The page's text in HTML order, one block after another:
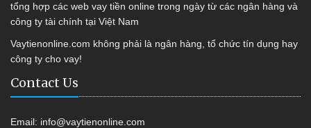
tổng hợp các web vay tiền online trong ngày từ các ngân hàng và
công ty tài chính tại Việt Nam
Vaytienonline.com không phải là ngân hàng, tổ chức tín dụng hay
công ty cho vay!
Contact Us
Email: info@vaytienonline.com